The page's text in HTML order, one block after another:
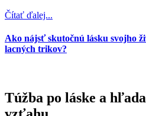
Čítať ďalej...
Ako nájsť skutočnú lásku svojho
lacných trikov?
Túžba po láske a